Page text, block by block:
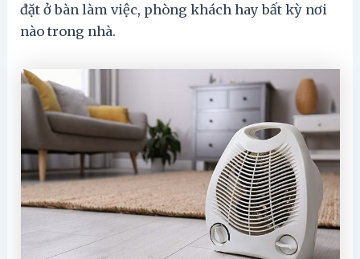
đặt ở bàn làm việc, phòng khách hay bất kỳ nơi
nào trong nhà.